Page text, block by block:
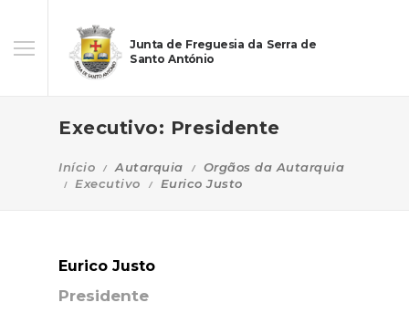
Junta de Freguesia da Serra de
Santo António
Executivo: Presidente
Início Autarquia
Orgãos da Autarquia
Executivo
Eurico Justo
Eurico Justo
Presidente